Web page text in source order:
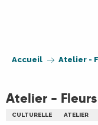
Accueil Atelier -
Atelier - Fleurs
CULTURELLE ATELIER